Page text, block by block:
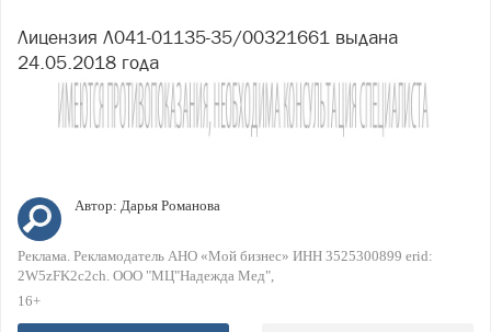
Лицензия Л041-01135-35/00321661 выдана
24.05.2018 года
Автор: Дарья Романова
Реклама. Рекламодатель АНО «Мой бизнес» ИНН 3525300899 erid:
2W5zFK2c2ch. ООО "МЦ"Надежда Мед"
16+